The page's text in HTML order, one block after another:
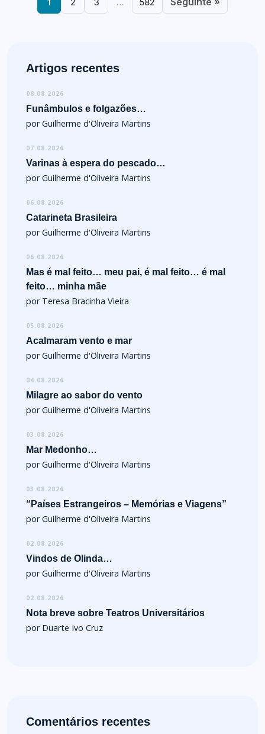
Artigos recentes
08.08.2026
Funâmbulos e folgazões…
por Guilherme d'Oliveira Martins
07.08.2026
Varinas à espera do pescado…
por Guilherme d'Oliveira Martins
06.08.2026
Catarineta Brasileira
por Guilherme d'Oliveira Martins
06.08.2026
Mas é mal feito… meu pai, é mal feito… é mal
feito… minha mãe
por Teresa Bracinha Vieira
05.08.2026
Acalmaram vento e mar
por Guilherme d'Oliveira Martins
04.08.2026
Milagre ao sabor do vento
por Guilherme d'Oliveira Martins
03.08.2026
Mar Medonho…
por Guilherme d'Oliveira Martins
03.08.2026
“Países Estrangeiros – Memórias e Viagens”
por Guilherme d'Oliveira Martins
02.08.2026
Vindos de Olinda…
por Guilherme d'Oliveira Martins
02.08.2026
Nota breve sobre Teatros Universitários
por Duarte Ivo Cruz
Comentários recentes